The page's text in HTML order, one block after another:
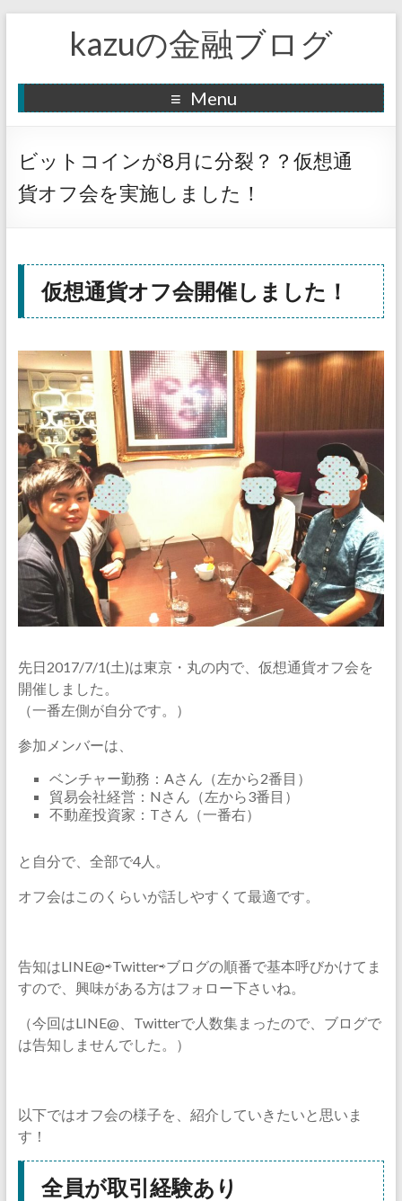
kazuの金融ブログ
Menu
ビットコインが8月に分裂？？仮想通
貨オフ会を実施しました！
仮想通貨オフ会開催しました！
先日2017/7/1(土)は東京・丸の内で、仮想通貨オフ会を
開催しました。
（一番左側が自分です。）
参加メンバーは、
ベンチャー勤務：Aさん（左から2番目）
貿易会社経営：Nさん（左から3番目）
不動産投資家：Tさん（一番右）
と自分で、全部で4人。
オフ会はこのくらいが話しやすくて最適です。
告知はLINE@⇨Twitter⇨ブログの順番で基本呼びかけてま
すので、興味がある方はフォロー下さいね。
（今回はLINE@、Twitterで人数集まったので、ブログで
は告知しませんでした。）
以下ではオフ会の様子を、紹介していきたいと思いま
す！
全員が取引経験あり